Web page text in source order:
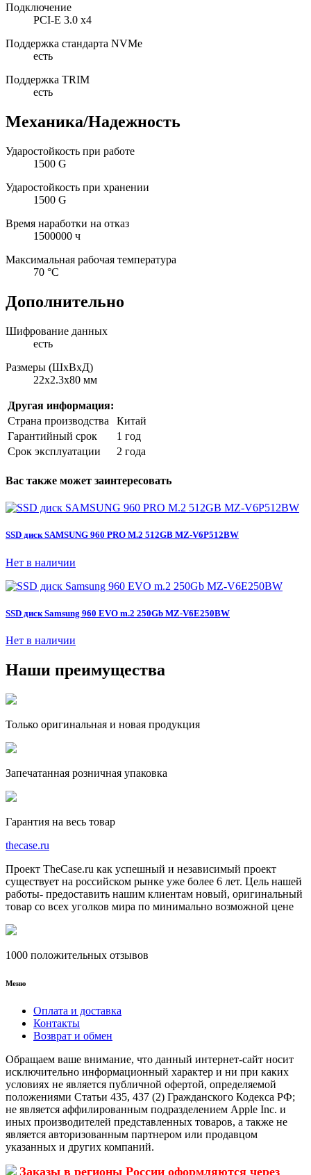
Подключение
PCI-E 3.0 x4
Поддержка стандарта NVMe
есть
Поддержка TRIM
есть
Механика/Надежность
Ударостойкость при работе
1500 G
Ударостойкость при хранении
1500 G
Время наработки на отказ
1500000 ч
Максимальная рабочая температура
70 °C
Дополнительно
Шифрование данных
есть
Размеры (ШхВхД)
22x2.3x80 мм
Другая информация:
Страна производства
Китай
Гарантийный срок
1 год
Срок эксплуатации
2 года
Вас также может заинтересовать
SSD диск SAMSUNG 960 PRO M.2 512GB MZ-V6P512BW
Нет в наличии
SSD диск Samsung 960 EVO m.2 250Gb MZ-V6E250BW
Нет в наличии
Наши преимущества
Только оригинальная и новая продукция
Запечатанная розничная упаковка
Гарантия на весь товар
thecase.ru
Проект TheCase.ru как успешный и независимый проект
существует на российском рынке уже более 6 лет. Цель нашей
работы- предоставить нашим клиентам новый, оригинальный
товар со всех уголков мира по минимально возможной цене
1000 положительных отзывов
Меню
Оплата и доставка
Контакты
Возврат и обмен
Обращаем ваше внимание, что данный интернет-сайт носит
исключительно информационный характер и ни при каких
условиях не является публичной офертой, определяемой
положениями Статьи 435, 437 (2) Гражданского Кодекса РФ;
не является аффилированным подразделением Apple Inc. и
иных производителей представленных товаров, а также не
является авторизованным партнером или продавцом
указанных и других компаний.
Заказы в регионы России оформляются через